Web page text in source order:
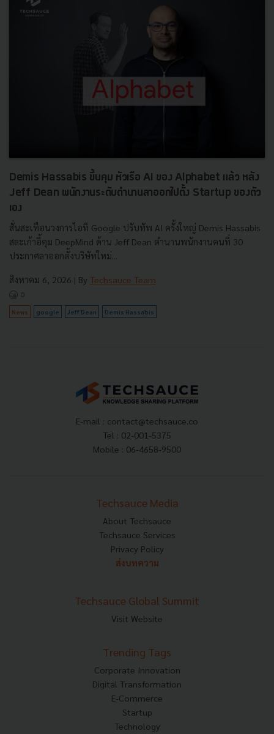
Demis Hassabis ขึ้นคุม หัวเรือ AI ของ Alphabet แล้ว หลัง
Jeff Dean พนักงานระดับตำนานลาออกไปตั้ง Startup ของตัว
เอง
สั่นสะเทือนวงการไอที Google ปรับทัพ AI ครั้งใหญ่ Demis Hassabis
สละเก้าอี้คุม DeepMind ด้าน Jeff Dean ตำนานพนักงานคนที่ 30
ประกาศลาออกตั้งบริษัทใหม่...
สิงหาคม 6, 2026 | By Techsauce Team
0
News google Jeff Dean Demis Hassabis
E-mail : contact@techsauce.co
Tel : 02-001-5375
Mobile : 06-4658-9500
Techsauce Media
About Techsauce
Techsauce Services
Privacy Policy
ส่งบทความ
Techsauce Global Summit
Visit Website
Trending Tags
Corporate Innovation
Digital Transformation
E-Commerce
Startup
Technology